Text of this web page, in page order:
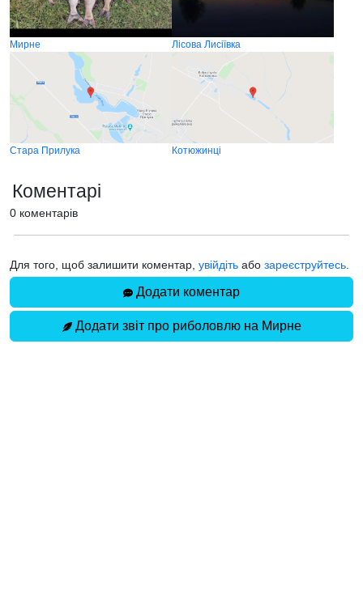
Мирне Лісова Лисіївка
Стара Прилука Котюжинці
Коментарі
0 коментарів
Для того, щоб залишити коментар, увійдіть або зареєструйтесь
Додати коментар
Додати звіт про риболовлю на Мирне